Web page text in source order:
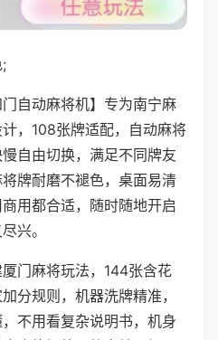
门自动麻将机】专为南宁麻
，108张牌适配，自动麻将
自由切换，满足不同牌友
牌耐磨不褪色，桌面易清
用都合适，随时随地开启
兴。
门麻将玩法，144张含花
分规则，机器洗牌精准，
不用看复杂说明书，机身